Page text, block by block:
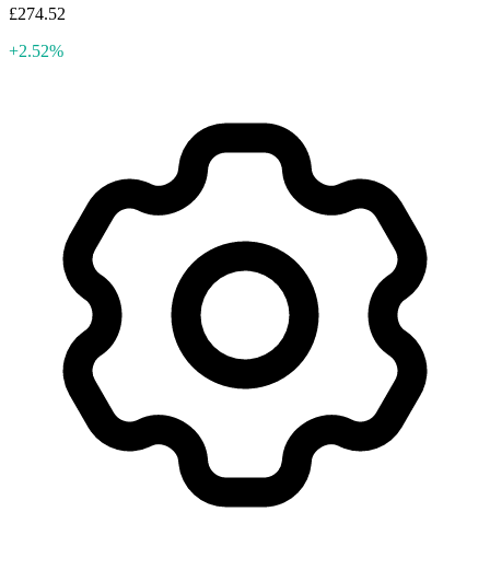
£274.52
+2.52%